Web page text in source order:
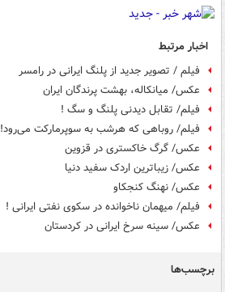
اخبار مرتبط
فیلم / تصویر جدید از پلنگ ایرانی در رامسر
عکس/ میانکاله، بهشت پرندگان ایران
فیلم/ تقابل دیدنی پلنگ و سگ !
فیلم/ روباهی که هرشب به سوپرمارکت می‌رود!
عکس/ گرگ خاکستری در قزوین
عکس/ زیباترین اردک سفید دنیا
عکس/ نهنگ کنجکاو
فیلم/ میهمان ناخوانده در سکوی نفتی ایرانی !
عکس/ سینه سرخ ایرانی در کردستان
برچسب‌ها